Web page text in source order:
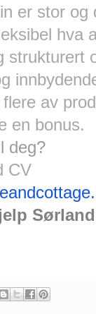
er stor og
hva
strukturert
av
en bonus.
deg?
CV